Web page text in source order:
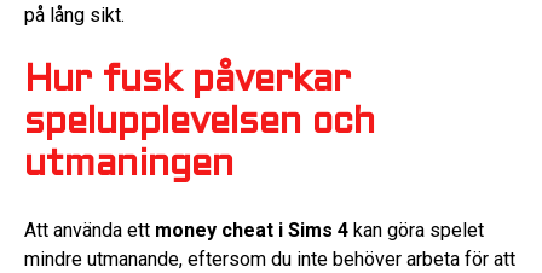
på lång sikt.
Hur fusk påverkar
spelupplevelsen och
utmaningen
Att använda ett money cheat i Sims 4 kan göra spelet
mindre utmanande, eftersom du inte behöver arbeta för att